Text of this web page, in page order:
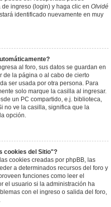
ingreso (login) y haga clic en Olvidé
identificado nuevamente en muy
al foro, sus datos se guardan en
de la página o al cabo de cierto
ser usada por otra persona. Para
solo marque la casilla al ingresar.
un PC compartido, e.j. biblioteca,
no ve la casilla, significa que la
opción.
cookies del Sitio"?
cookies creadas por phpBB, las
a determinados recursos del foro y
funciones como leer el
el usuario si la administración ha
con el ingreso o salida del foro,